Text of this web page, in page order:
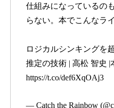
仕組みになっているの
らない。本でこんなラ
ロジカルシンキングを
推定の技術 | 高松 智史 |
https://t.co/def6XqOAj3
— Catch the Rainbow